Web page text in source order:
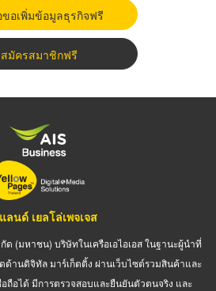
อเพิ่มข้อมูลธุรกิจฟรี
สมัครสมาชิกฟรี
ลนด์ เยลโล่เพจเจส
ด (มหาชน) บริษัทในเครือเอไอเอส ในฐานะผู้นำที่
านดิจิทัล มาร์เก็ตติ้ง ผ่านเว็บไซต์รวมสินค้าและ
ถือได้ มีการตรวจสอบและยืนยันตัวตนจริง และ